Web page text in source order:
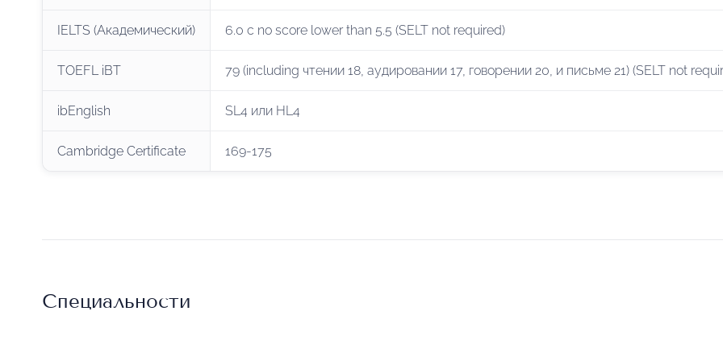
IELTS (Академический) 6.0 с no score lower than 5.5 (SELT not required)
TOEFL iBT 79 (including чтении 18, аудировании 17, говорении 20, и письме 21) (SELT not
ibEnglish SL4 или HL4
Cambridge Certificate 169-175
Специальности